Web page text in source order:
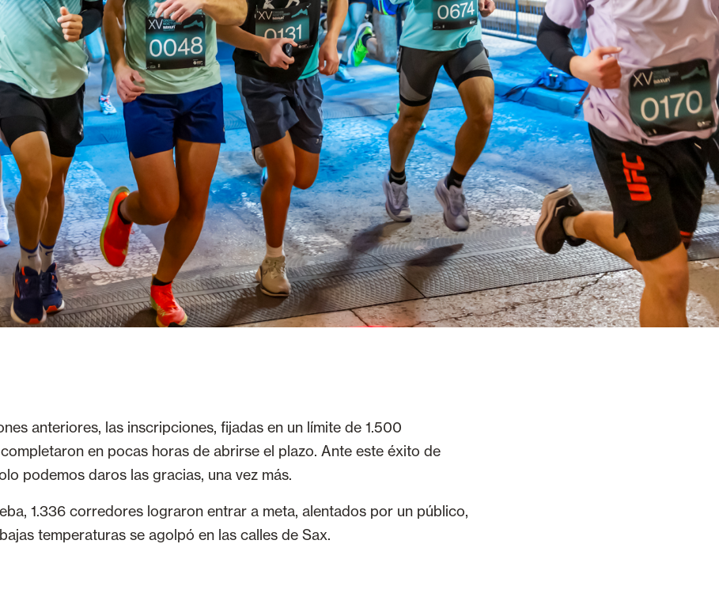
anteriores, las inscripciones, fijadas en un límite de 1.500
en pocas horas de abrirse el plazo. Ante este éxito de
podemos daros las gracias, una vez más.
1.336 corredores lograron entrar a meta, alentados por un público,
temperaturas se agolpó en las calles de Sax.